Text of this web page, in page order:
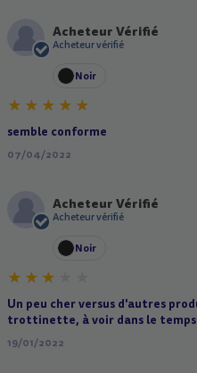
A
Acheteur Vérifié
Acheteur vérifié
Noir
semble conforme
07/04/2022
A
Acheteur Vérifié
Acheteur vérifié
Noir
Un peu cher versus d'autres
trottinette, à voir dans le
19/01/2022